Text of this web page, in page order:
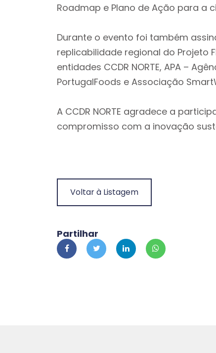
Roadmap e Plano de Ação para a
Durante o evento foi também
replicabilidade regional do Projeto
entidades CCDR NORTE, APA –
PortugalFoods e Associação
A CCDR NORTE agradece a
compromisso com a inovação
Voltar à Listagem
Partilhar